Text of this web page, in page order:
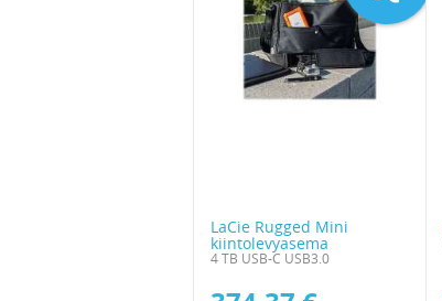
LaCie Rugged Mini
kiintolevyasema
4 TB USB-C USB3.0